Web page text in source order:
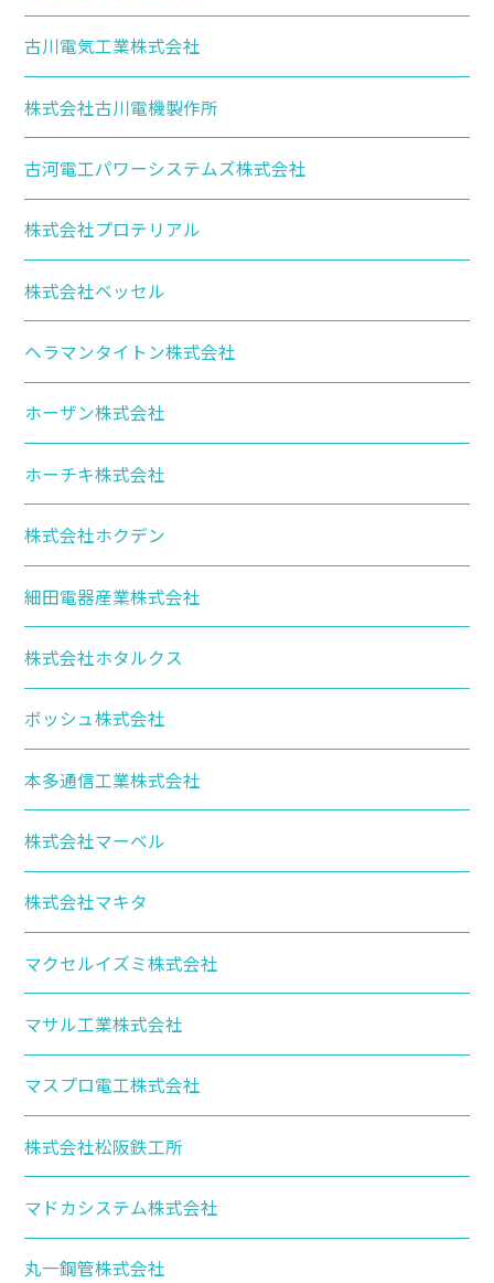
古川電気工業株式会社
株式会社古川電機製作所
古河電工パワーシステムズ株式会社
株式会社プロテリアル
株式会社ベッセル
ヘラマンタイトン株式会社
ホーザン株式会社
ホーチキ株式会社
株式会社ホクデン
細田電器産業株式会社
株式会社ホタルクス
ボッシュ株式会社
本多通信工業株式会社
株式会社マーベル
株式会社マキタ
マクセルイズミ株式会社
マサル工業株式会社
マスプロ電工株式会社
株式会社松阪鉄工所
マドカシステム株式会社
丸一鋼管株式会社